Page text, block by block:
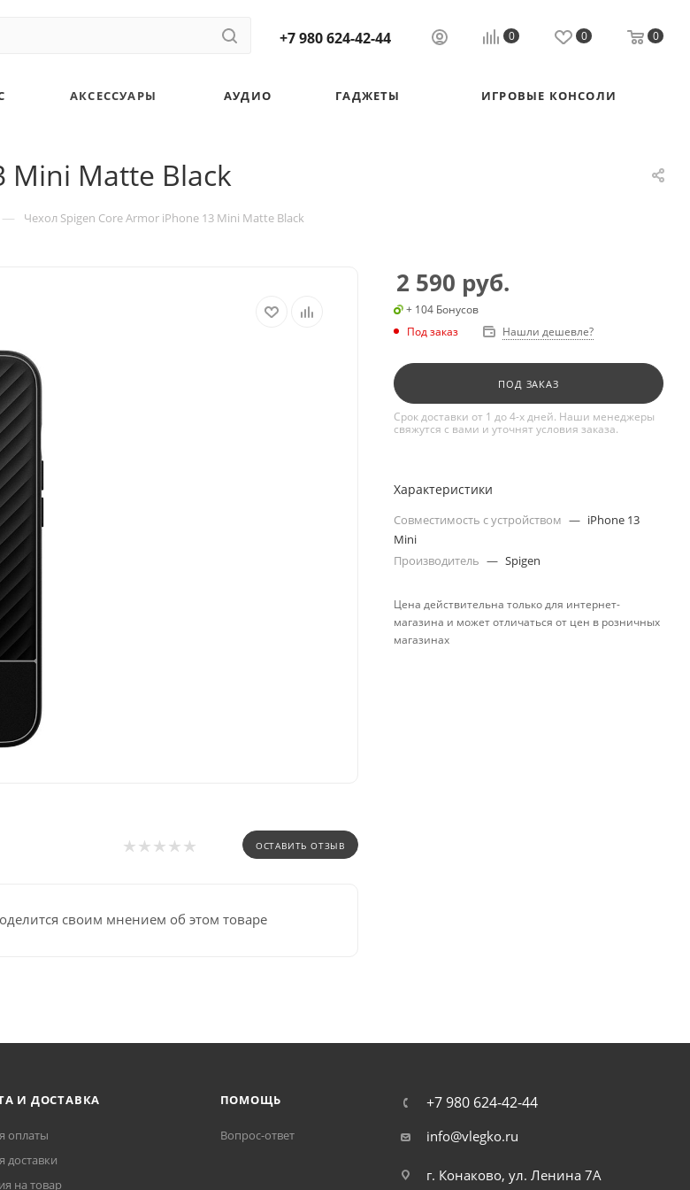
+7 980 624-42-44 0 0 0
АКСЕССУАРЫ АУДИО ГАДЖЕТЫ ИГРОВЫЕ КОНСОЛИ
Mini Matte Black
— Чехол Spigen Core Armor iPhone 13 Mini Matte Black
ОСТАВИТЬ ОТЗЫВ
своим мнением об этом товаре
2 590 руб.
+ 104 Бонусов
Под заказ
Нашли дешевле?
ПОД ЗАКАЗ
Срок доставки от 1 до 4-х дней. Наши менеджеры
свяжутся с вами и уточнят условия заказа.
Характеристики
Совместимость с устройством — iPhone 13
Mini
Производитель — Spigen
Цена действительна только для интернет-
магазина и может отличаться от цен в розничных
магазинах
И ДОСТАВКА
оплаты
доставки
на товар
ПОМОЩЬ
Вопрос-ответ
+7 980 624-42-44
info@vlegko.ru
г. Конаково, ул. Ленина 7А